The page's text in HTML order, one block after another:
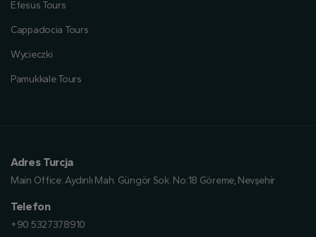
Efesus Tours
Cappadocia Tours
Wycieczki
Pamukkale Tours
Adres Turcja
Main Office:Aydınlı Mah. Güngör Sok. No:18 Göreme, Nevşehir
Telefon
+90 5327378910